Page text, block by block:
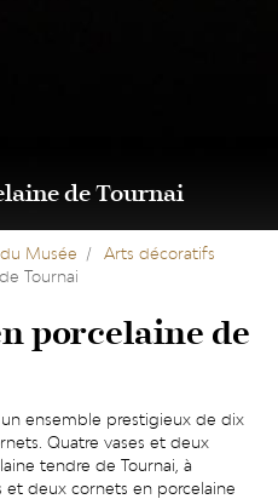
de Tournai
Musée
Arts décoratifs
Tournai
porcelaine de
ensemble prestigieux de dix
Quatre vases et deux
tendre de Tournai, à
deux cornets en porcelaine